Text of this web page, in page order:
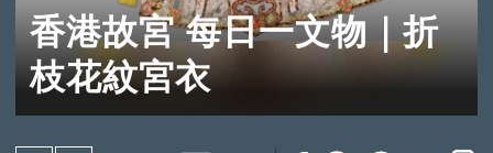
香港故宮 每日一文物｜折
枝花紋宮衣